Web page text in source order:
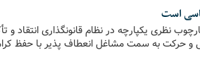
است
نظری یکپارچه در نظام قانونگذاری انتقاد و
و حرکت به سمت مشاغل انعطاف پذیر با حفظ